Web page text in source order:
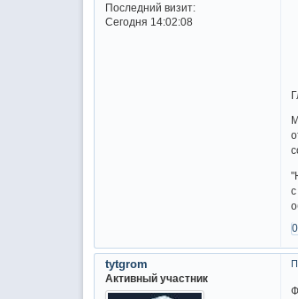
Последний визит:
Сегодня 14:02:08
0
tytgrom
Активный участник